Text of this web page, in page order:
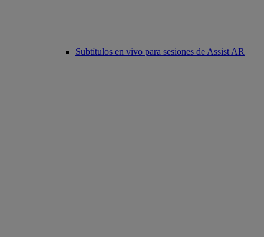
Subtítulos en vivo para sesiones de Assist AR